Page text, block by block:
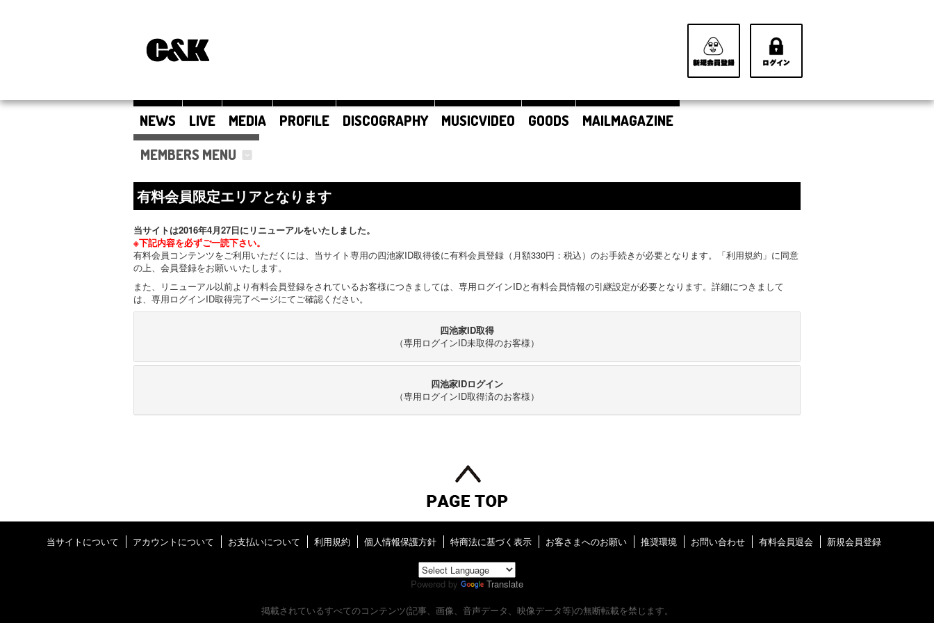
NEWS LIVE MEDIA PROFILE DISCOGRAPHY MUSICVIDEO GOODS
MAILMAGAZINE
MEMBERS MENU
有料会員限定エリアとなります
当サイトは2016年4月27日にリニューアルをいたしました。
※下記内容を必ずご一読下さい。
有料会員コンテンツをご利用いただくには、当サイト専用の四池家ID取得後に有料会員登録（月額330円：税込）のお手続きが必要となります。「利用規約」に同意
の上、会員登録をお願いいたします。
また、リニューアル以前より有料会員登録をされているお客様につきましては、専用ログインIDと有料会員情報の引継設定が必要となります。詳細につきまして
は、専用ログインID取得完了ページにてご確認ください。
四池家ID取得
（専用ログインID未取得のお客様）
四池家IDログイン
（専用ログインID取得済のお客様）
当サイトについて アカウントについて お支払いについて 利用規約 個人情報保護方針 特商法に基づく表示 お客さまへのお願い 推奨環境 お問い合わせ 有料会員退会 新規会員登録
Powered by
Translate
掲載されているすべてのコンテンツ(記事、画像、音声データ、映像データ等)の無断転載を禁じます。